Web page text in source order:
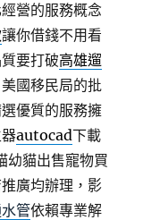
營的服務概念
讓你借錢不用看
要打破高雄遛
國移民局的批
優質的服務擁
autocad下載
幼貓出售寵物買
廣均辦理，影
管依賴專業解